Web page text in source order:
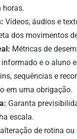
horas.
Vídeos, áudios e
dos movimentos
Métricas de
e o aluno
sequências e
em uma obrigação.
Garanta
escala.
alteração de rotina